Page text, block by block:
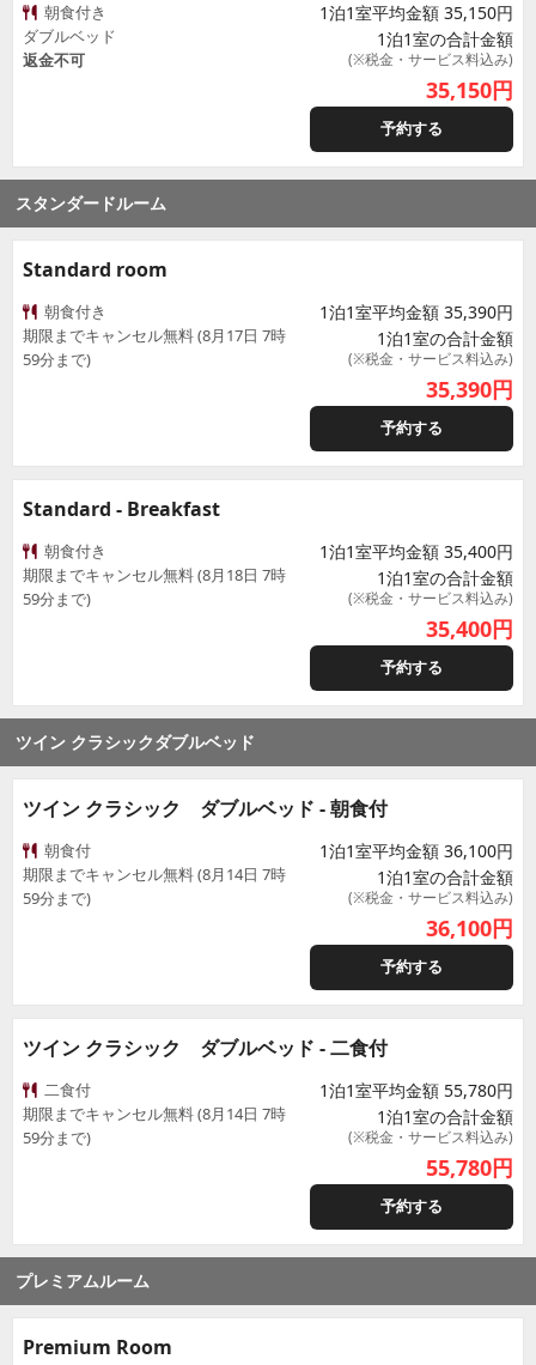
朝食付き
ダブルベッド
返金不可
1泊1室平均金額 35,150円
1泊1室の合計金額
(※税金・サービス料込み)
35,150円
予約する
スタンダードルーム
Standard room
朝食付き
期限までキャンセル無料 (8月17日 7時
59分まで)
1泊1室平均金額 35,390円
1泊1室の合計金額
(※税金・サービス料込み)
35,390円
予約する
Standard - Breakfast
朝食付き
期限までキャンセル無料 (8月18日 7時
59分まで)
1泊1室平均金額 35,400円
1泊1室の合計金額
(※税金・サービス料込み)
35,400円
予約する
ツイン クラシックダブルベッド
ツイン クラシック ダブルベッド - 朝食付
朝食付
期限までキャンセル無料 (8月14日 7時
59分まで)
1泊1室平均金額 36,100円
1泊1室の合計金額
(※税金・サービス料込み)
36,100円
予約する
ツイン クラシック ダブルベッド - 二食付
二食付
期限までキャンセル無料 (8月14日 7時
59分まで)
1泊1室平均金額 55,780円
1泊1室の合計金額
(※税金・サービス料込み)
55,780円
予約する
プレミアムルーム
Premium Room